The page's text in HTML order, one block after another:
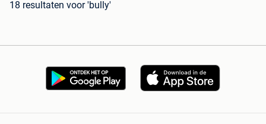
18 resultaten voor 'bully'